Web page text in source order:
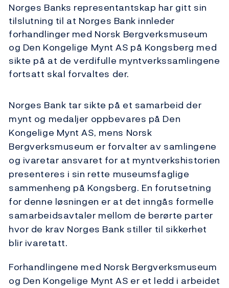
Norges Banks representantskap har gitt sin
tilslutning til at Norges Bank innleder
forhandlinger med Norsk Bergverksmuseum
og Den Kongelige Mynt AS på Kongsberg med
sikte på at de verdifulle myntverkssamlingene
fortsatt skal forvaltes der.
Norges Bank tar sikte på et samarbeid der
mynt og medaljer oppbevares på Den
Kongelige Mynt AS, mens Norsk
Bergverksmuseum er forvalter av samlingene
og ivaretar ansvaret for at myntverkshistorien
presenteres i sin rette museumsfaglige
sammenheng på Kongsberg. En forutsetning
for denne løsningen er at det inngås formelle
samarbeidsavtaler mellom de berørte parter
hvor de krav Norges Bank stiller til sikkerhet
blir ivaretatt.
Forhandlingene med Norsk Bergverksmuseum
og Den Kongelige Mynt AS er et ledd i arbeidet